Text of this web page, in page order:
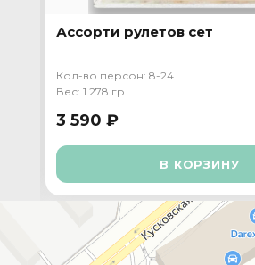
Ассорти рулетов сет
Кол-во персон: 8-24
Вес: 1 278 гр
3 590 ₽
В КОРЗИНУ